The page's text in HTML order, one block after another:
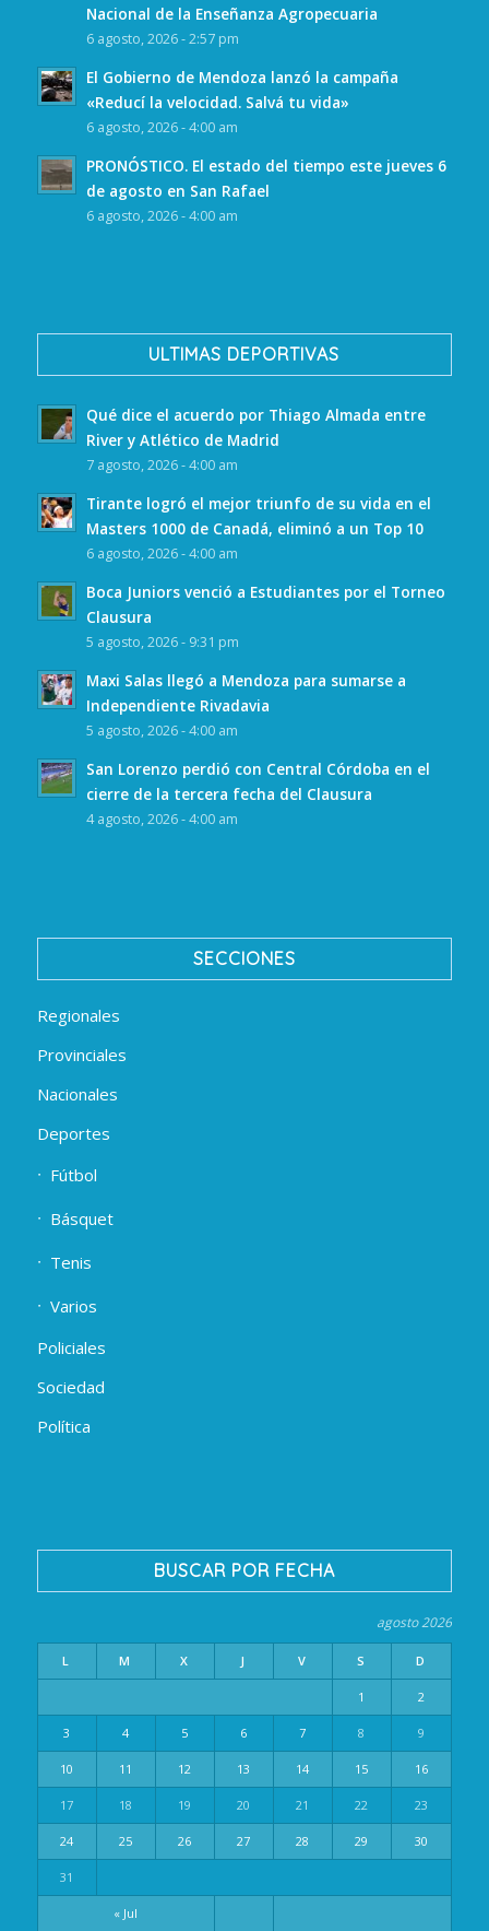
Nacional de la Enseñanza Agropecuaria
6 agosto, 2026 - 2:57 pm
El Gobierno de Mendoza lanzó la campaña
«Reducí la velocidad. Salvá tu vida»
6 agosto, 2026 - 4:00 am
PRONÓSTICO. El estado del tiempo este jueves 6
de agosto en San Rafael
6 agosto, 2026 - 4:00 am
ULTIMAS DEPORTIVAS
Qué dice el acuerdo por Thiago Almada entre
River y Atlético de Madrid
7 agosto, 2026 - 4:00 am
Tirante logró el mejor triunfo de su vida en el
Masters 1000 de Canadá, eliminó a un Top 10
6 agosto, 2026 - 4:00 am
Boca Juniors venció a Estudiantes por el Torneo
Clausura
5 agosto, 2026 - 9:31 pm
Maxi Salas llegó a Mendoza para sumarse a
Independiente Rivadavia
5 agosto, 2026 - 4:00 am
San Lorenzo perdió con Central Córdoba en el
cierre de la tercera fecha del Clausura
4 agosto, 2026 - 4:00 am
SECCIONES
Regionales
Provinciales
Nacionales
Deportes
Fútbol
Básquet
Tenis
Varios
Policiales
Sociedad
Política
BUSCAR POR FECHA
agosto 2026
L M X J V S D
« Jul
1 2
3 4 5 6 7 8 9
10 11 12 13 14 15 16
17 18 19 20 21 22 23
24 25 26 27 28 29 30
31